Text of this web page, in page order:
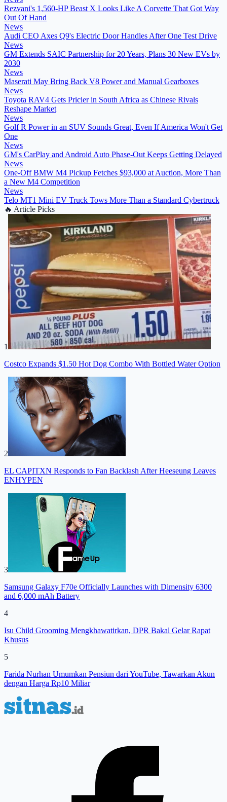
Rezvani's 1,560-HP Beast X Looks Like A Corvette That Got Way
Out Of Hand
News
Audi CEO Axes Q9's Electric Door Handles After One Test Drive
News
GM Extends SAIC Partnership for 20 Years, Plans 30 New EVs by
2030
News
Maserati May Bring Back V8 Power and Manual Gearboxes
News
Toyota RAV4 Gets Pricier in South Africa as Chinese Rivals
Reshape Market
News
Golf R Power in an SUV Sounds Great, Even If America Won't Get
One
News
GM's CarPlay and Android Auto Phase-Out Keeps Getting Delayed
News
One-Off BMW M4 Pickup Fetches $93,000 at Auction, More Than
a New M4 Competition
News
Telo MT1 Mini EV Truck Tows More Than a Standard Cybertruck
🔥 Article Picks
1
Costco Expands $1.50 Hot Dog Combo With Bottled Water Option
2
EL CAPITXN Responds to Fan Backlash After Heeseung Leaves
ENHYPEN
3
Samsung Galaxy F70e Officially Launches with Dimensity 6300
and 6,000 mAh Battery
4
Isu Child Grooming Mengkhawatirkan, DPR Bakal Gelar Rapat
Khusus
5
Farida Nurhan Umumkan Pensiun dari YouTube, Tawarkan Akun
dengan Harga Rp10 Miliar